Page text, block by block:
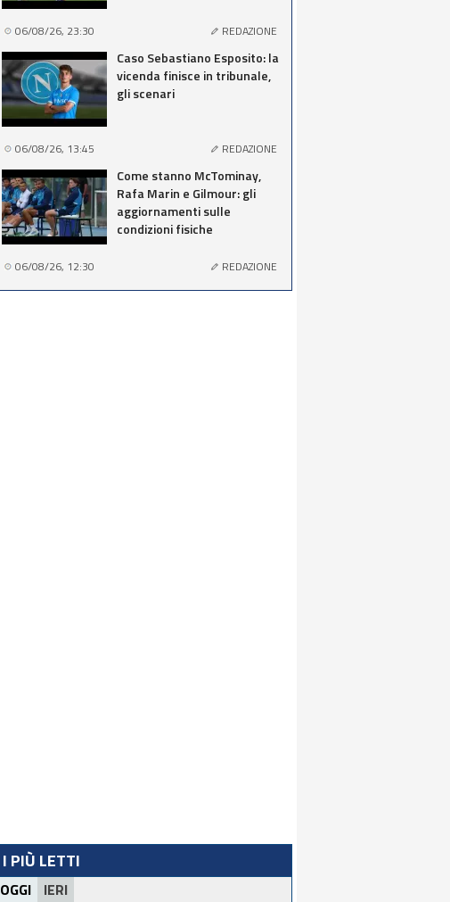
06/08/26, 23:30 REDAZIONE
Caso Sebastiano Esposito: la
vicenda finisce in tribunale,
gli scenari
06/08/26, 13:45 REDAZIONE
Come stanno McTominay,
Rafa Marin e Gilmour: gli
aggiornamenti sulle
condizioni fisiche
06/08/26, 12:30 REDAZIONE
I PIÙ LETTI
OGGI IERI